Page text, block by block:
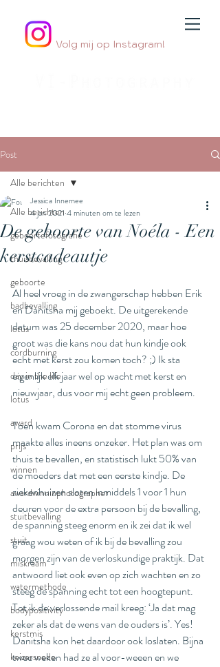
Volg mij op Instagram!
Post
Alle berichten
geboortefotografie
thuisbevalling
geboorte
badbevalling
lotus
cordburning
day in the life
lotus
award
prijs
winnen
awardwinninphotographer
stuitbevalling
stuit
miskraam
watermethode
bodypositivity
kerstmis
keizersnede
Alle berichten
De geboorte van Noéla - Een
kerstcadeautje
Jessica Innemee
4 jan 2021 4 minuten om te lezen
Al heel vroeg in de zwangerschap hebben Erik
en Danitsha mij geboekt. De uitgerekende
datum was 25 december 2020, maar hoe
groot was die kans nou dat hun kindje ook
echt met kerst zou komen toch? ;) Ik sta
eigenlijk elk jaar wel op wacht met kerst en
nieuwjaar, dus voor mij echt geen probleem.
Toen kwam Corona en dat stomme virus
maakte alles ineens onzeker. Het plan was om
thuis te bevallen, en statistisch lukt 50% van
de moeders dat met een eerste kindje. De
ziekenhuizen sloten inmiddels 1 voor 1 hun
deuren voor de extra persoon bij de bevalling,
de spanning steeg enorm en ik zei dat ik wel
graag wou weten of ik bij de bevalling zou
morgen zijn van de verloskundige praktijk. Dat
antwoord liet ook even op zich wachten en zo
steeg de spanning echt tot een hoogtepunt.
Tot ik de verlossende mail kreeg: ‘Ja dat mag
zeker als dat de wens van de ouders is’. Yes!
Danitsha kon het daardoor ook loslaten. Bijna
twee weken had ze al voor-weeen en we